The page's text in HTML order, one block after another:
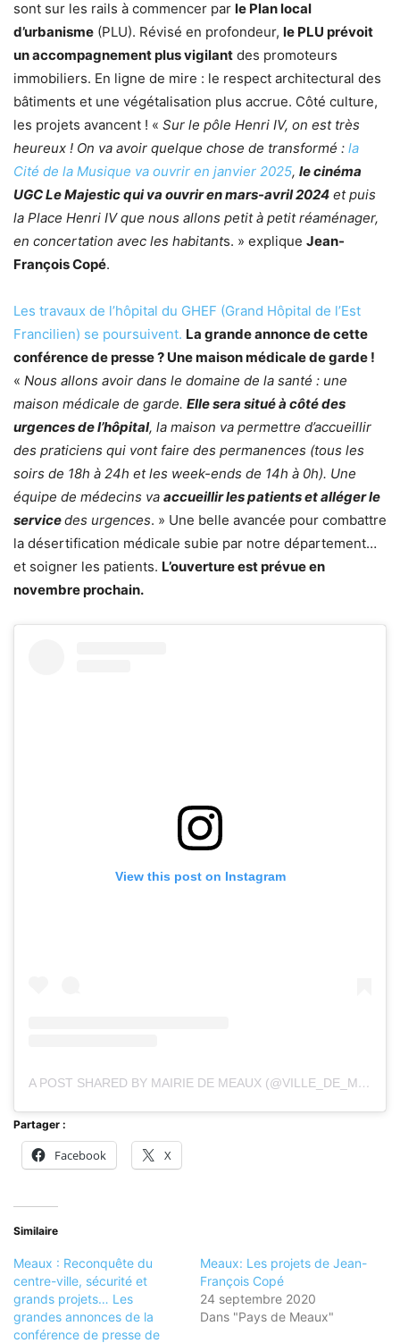
sont sur les rails à commencer par le Plan local
d’urbanisme (PLU). Révisé en profondeur, le PLU prévoit
un accompagnement plus vigilant des promoteurs
immobiliers. En ligne de mire : le respect architectural des
bâtiments et une végétalisation plus accrue. Côté culture,
les projets avancent ! « Sur le pôle Henri IV, on est très
heureux ! On va avoir quelque chose de transformé : la
Cité de la Musique va ouvrir en janvier 2025, le cinéma
UGC Le Majestic qui va ouvrir en mars-avril 2024 et puis
la Place Henri IV que nous allons petit à petit réaménager,
en concertation avec les habitants. » explique Jean-
François Copé.
Les travaux de l’hôpital du GHEF (Grand Hôpital de l’Est
Francilien) se poursuivent. La grande annonce de cette
conférence de presse ? Une maison médicale de garde !
« Nous allons avoir dans le domaine de la santé : une
maison médicale de garde. Elle sera situé à côté des
urgences de l’hôpital, la maison va permettre d’accueillir
des praticiens qui vont faire des permanences (tous les
soirs de 18h à 24h et les week-ends de 14h à 0h). Une
équipe de médecins va accueillir les patients et alléger le
servicedes urgences. » Une belle avancée pour combattre
la désertification médicale subie par notre département…
et soigner les patients. L’ouverture est prévue en
novembre prochain.
View this post on Instagram
A POST SHARED BY MAIRIE DE MEAUX (@VILLE_DE_MEAUX)
Partager :
Facebook X
Similaire
Meaux : Reconquête du
centre-ville, sécurité et
grands projets… Les
grandes annonces de la
conférence de presse de
Meaux: Les projets de Jean-
François Copé
24 septembre 2020
Dans "Pays de Meaux"